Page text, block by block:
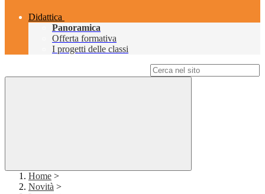
Didattica
Panoramica
Offerta formativa
I progetti delle classi
Home >
Novità >